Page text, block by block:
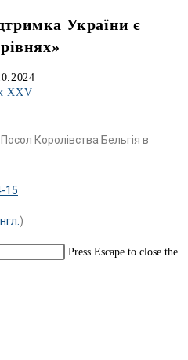
України є
XXV
Королівства Бельгія в
15
)
Press Escape to close the